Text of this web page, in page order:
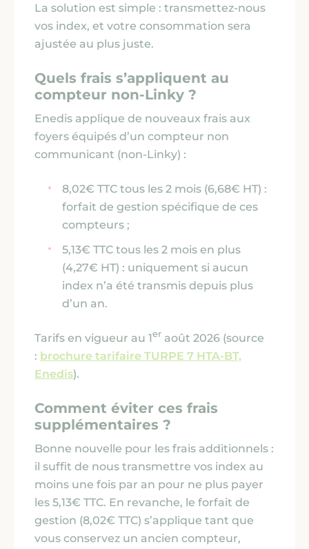
La solution est simple : transmettez-nous
vos index, et votre consommation sera
ajustée au plus juste.
Quels frais s’appliquent au
compteur non-Linky ?
Enedis applique de nouveaux frais aux
foyers équipés d’un compteur non
communicant (non-Linky) :
8,02€ TTC tous les 2 mois (6,68€ HT) :
forfait de gestion spécifique de ces
compteurs ;
5,13€ TTC tous les 2 mois en plus
(4,27€ HT) : uniquement si aucun
index n’a été transmis depuis plus
d’un an.
Tarifs en vigueur au 1er août 2026 (source
: brochure tarifaire TURPE 7 HTA-BT,
Enedis).
Comment éviter ces frais
supplémentaires ?
Bonne nouvelle pour les frais additionnels :
il suffit de nous transmettre vos index au
moins une fois par an pour ne plus payer
les 5,13€ TTC. En revanche, le forfait de
gestion (8,02€ TTC) s’applique tant que
vous conservez un ancien compteur,